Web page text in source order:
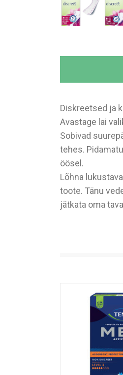
Diskreetsed ja
Avastage lai
Sobivad
tehes.
öösel.
Lõhna
toote. Tänu
jätkata oma